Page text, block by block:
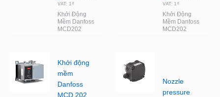
VAT: 1₫
Khởi Động
Mềm Danfoss
MCD202
VAT: 1₫
Khởi Động
Mềm Danfoss
MCD202
Khởi động
mềm
Danfoss
MCD 202
Nozzle
pressure